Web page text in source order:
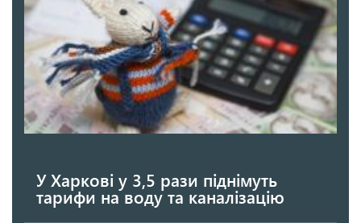
У Харкові у 3,5 рази піднімуть
тарифи на воду та каналізацію